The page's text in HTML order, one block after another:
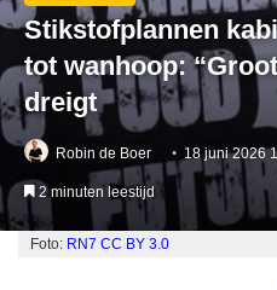
Stikstofplannen
tot wanhoop:
dreigt
Robin de Boer 18 juni 2026
2 minuten leestijd
Foto: RN7 CC BY 3.0